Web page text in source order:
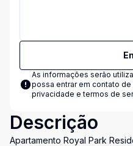
As informações serão
possa entrar em contato de
privacidade e termos de
Descrição
Apartamento Royal Park